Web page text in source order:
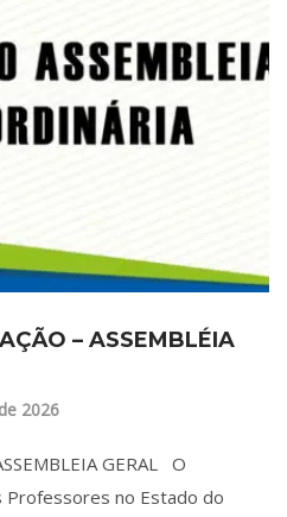
– ASSEMBLÉIA
2026
GERAL O
no Estado do